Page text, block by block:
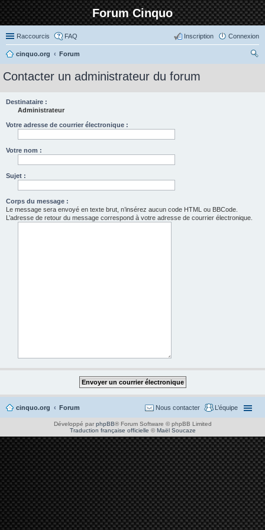
Forum Cinquo
Raccourcis FAQ Connexion
Inscription
cinquo.org
Forum
Contacter un administrateur du forum
Destinataire :
Administrateur
Votre adresse de courrier électronique :
Votre nom :
Sujet :
Corps du message :
Le message sera envoyé en texte brut, n’insérez aucun code HTML ou BBCode.
L’adresse de retour du message correspond à votre adresse de courrier électronique.
cinquo.org Forum L’équipe
Nous contacter
Développé par phpBB® Forum Software © phpBB Limited
Traduction française officielle ©Maël Soucaze